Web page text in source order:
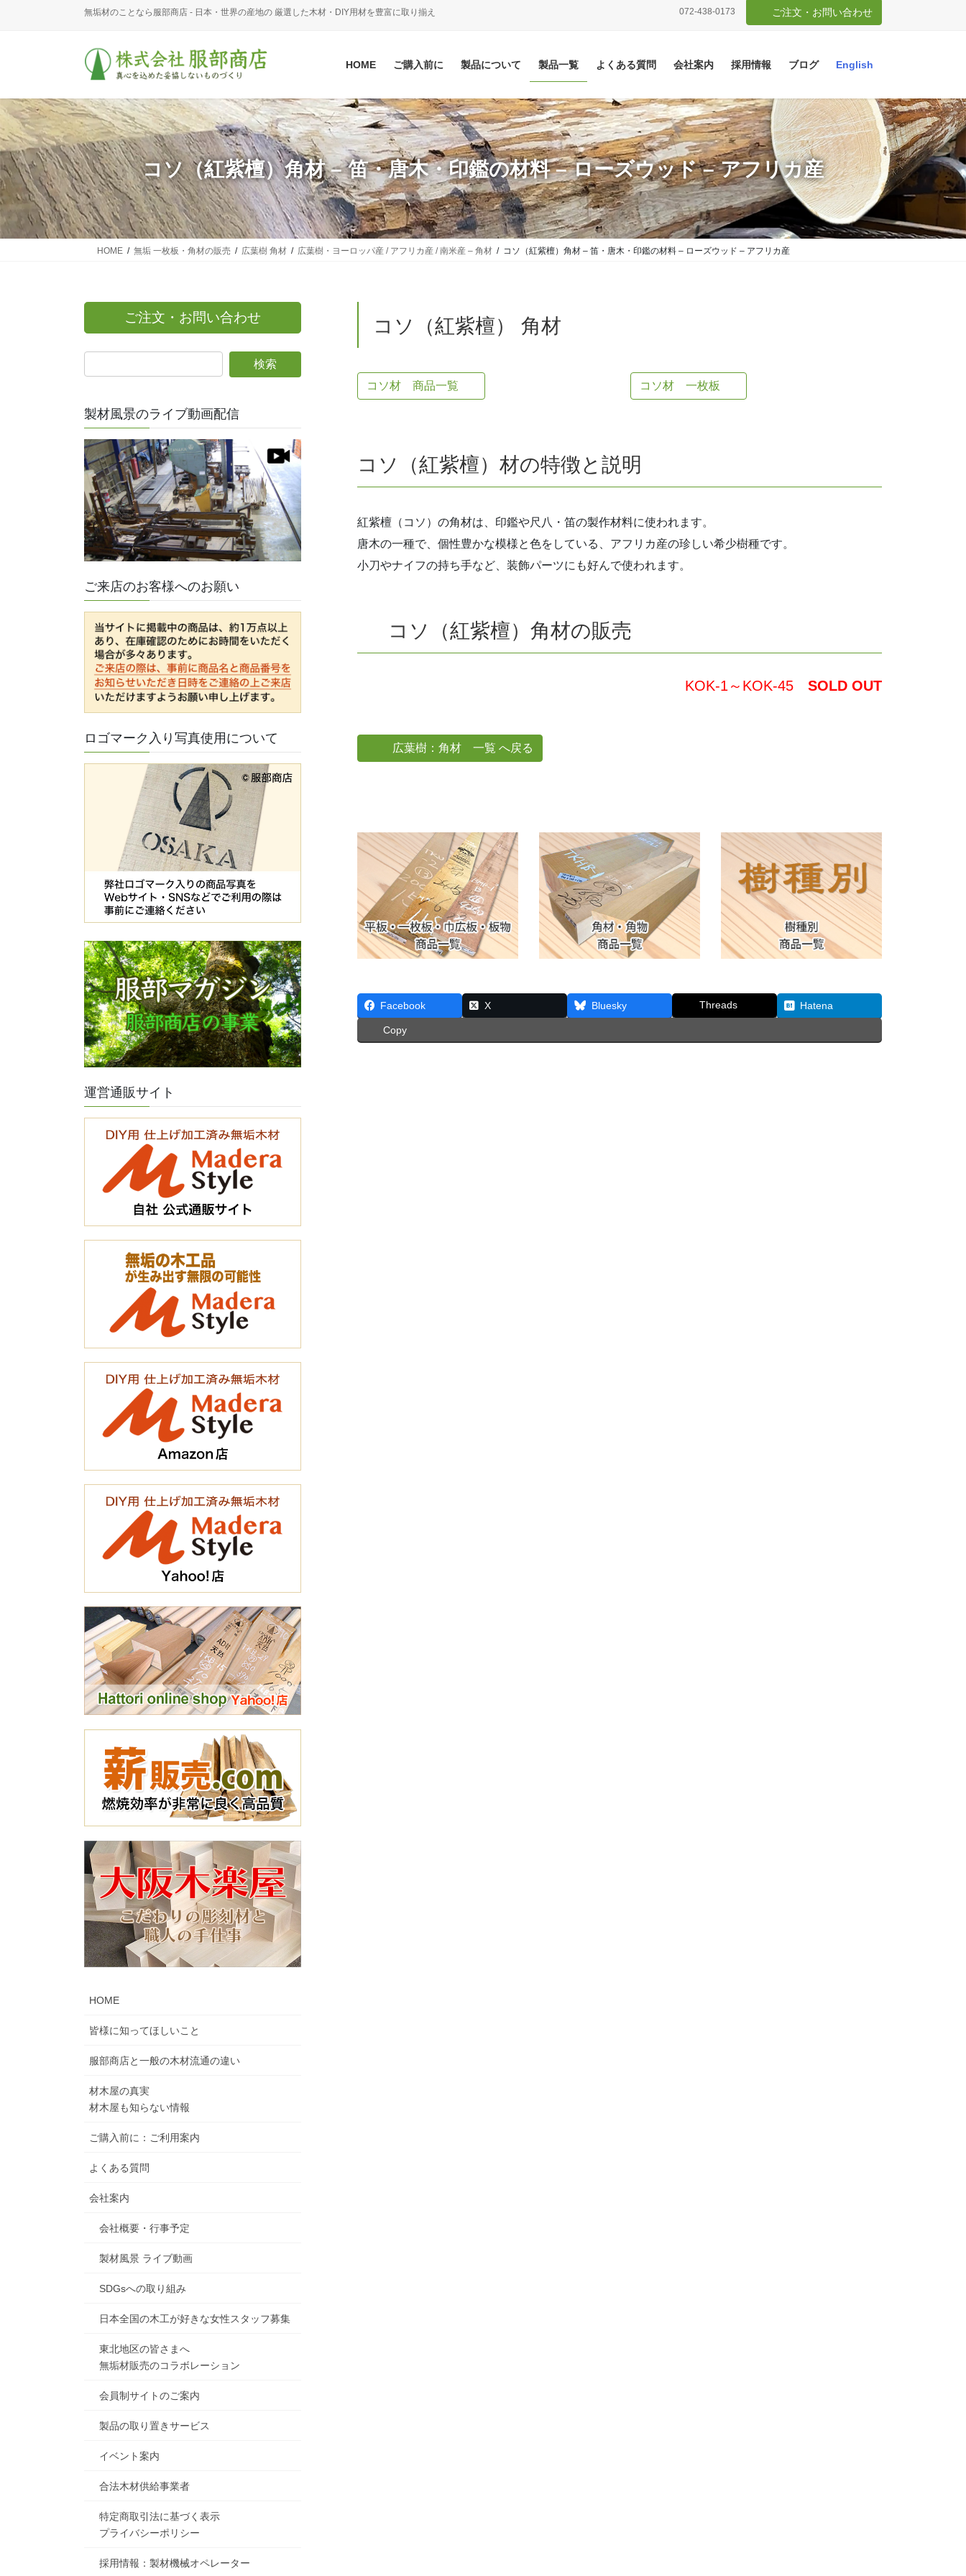
移
動
ン
に
移
動
無垢材のことなら服部商店 - 日本・世界の産地の 厳選した木材・DIY用材を豊富に取り揃え 072-438-0173 ご注文・お問い合わせ
HOME ご購入前に 製品について 製品一覧 よくある質問 会社案内 採用情報 ブログ English
コソ（紅紫檀）角材 – 笛・唐木・印鑑の材料 – ローズウッド – アフリカ産
HOME 無垢 一枚板・角材の販売 広葉樹 角材 広葉樹・ヨーロッパ産 / アフリカ産 / 南米産 – 角材 コソ（紅紫檀）角材 – 笛・唐木・印鑑の材料 – ローズウッド – アフリカ産
コソ（紅紫檀） 角材
コソ材 商品一覧 コソ材 一枚板
コソ（紅紫檀）材の特徴と説明
紅紫檀（コソ）の角材は、印鑑や尺八・笛の製作材料に使われます。
唐木の一種で、個性豊かな模様と色をしている、アフリカ産の珍しい希少樹種です。
小刀やナイフの持ち手など、装飾パーツにも好んで使われます。
コソ（紅紫檀）角材の販売
KOK-1～KOK-45 SOLD OUT
広葉樹：角材 一覧 へ戻る
Facebook X Bluesky Threads Hatena
Copy
ご注文・お問い合わせ
製材風景のライブ動画配信
ご来店のお客様へのお願い
ロゴマーク入り写真使用について
運営通販サイト
HOME
皆様に知ってほしいこと
服部商店と一般の木材流通の違い
材木屋の真実
材木屋も知らない情報
ご購入前に：ご利用案内
よくある質問
会社案内
会社概要・行事予定
製材風景 ライブ動画
SDGsへの取り組み
日本全国の木工が好きな女性スタッフ募集
東北地区の皆さまへ
無垢材販売のコラボレーション
会員制サイトのご案内
製品の取り置きサービス
イベント案内
合法木材供給事業者
特定商取引法に基づく表示
プライバシーポリシー
採用情報：製材機械オペレーター